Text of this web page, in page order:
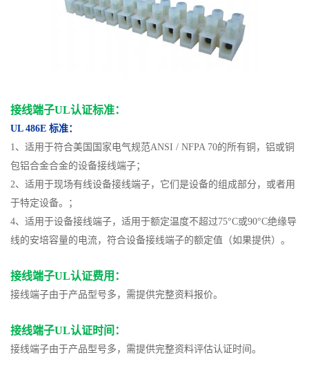
接线端子UL认证标准：
UL 486E 标准：
1、适用于符合美国国家电气规范ANSI / NFPA 70的所有铜，铝或铜
包铝合金合金的设备接线端子；
2、适用于现场有线设备接线端子，它们是设备的组成部分，或者用
于特定设备。；
4、适用于设备接线端子，适用于额定温度不超过75°C或90°C绝缘导
线的安培容量的电流，符合设备接线端子的额定值（如果提供）。
接线端子UL认证费用：
接线端子由于产品型号多，需提供完整资料报价。
接线端子UL认证时间：
接线端子由于产品型号多，需提供完整资料评估认证时间。